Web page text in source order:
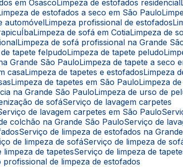
em Osasco Limpeza de estofados residencial
Limpeza de estofados a seco em São Paulo
automóvel Limpeza profissional de estofados
Limpeza de sofá em Cotia Limpeza de
Limpeza de sofá profissional na Grande
de tapete felpudo Limpeza de tapete peludo
Grande São Paulo Limpeza de tapete a seco
casa Limpeza de tapetes e estofados Limpeza
Limpeza de tapetes em São Paulo Limpeza
na Grande São Paulo Limpeza de urso de
de sofá Serviço de lavagem carpetes
Serviço de lavagem carpetes em São Paulo
colchão na Grande São Paulo
Serviço de
Serviço de limpeza de estofados na
de limpeza de sofá Serviço de limpeza de
limpeza de tapetes
Serviço de limpeza de
profissional de limpeza de estofados